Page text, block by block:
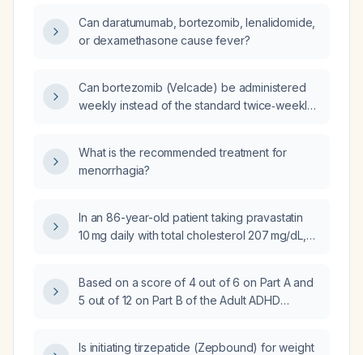
dyspnea with a restrictive pulmonary function
pattern, what is the most likely etiology of his
melphalan, or cyclophosphamide?
Can daratumumab, bortezomib, lenalidomide,
or dexamethasone cause fever?
Can bortezomib (Velcade) be administered
weekly instead of the standard twice‑weekly
What is the recommended treatment for
menorrhagia?
In an 86-year-old patient taking pravastatin
10 mg daily with total cholesterol 207 mg/dL,
lipoprotein (LDL) 99 mg/dL, what is the
appropriate lipid management?
Based on a score of 4 out of 6 on Part A and
5 out of 12 on Part B of the Adult ADHD
Is initiating tirzepatide (Zepbound) for weight